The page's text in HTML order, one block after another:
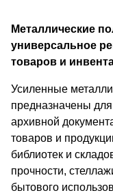
Металлические
универсальное
товаров и
Усиленные
предназначены
архивной
товаров и
библиотек и
прочности,
бытового